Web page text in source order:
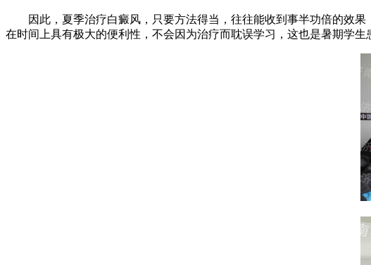
因此，夏季治疗白癜风，只要方法得当，往往能收到事半功倍的效果
在时间上具有极大的便利性，不会因为治疗而耽误学习，这也是暑期学生